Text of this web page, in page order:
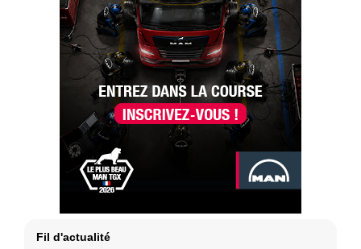
Fil d'actualité